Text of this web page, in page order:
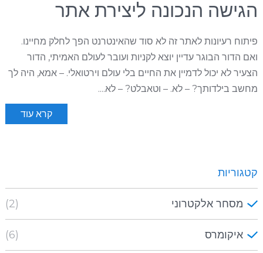
הגישה הנכונה ליצירת אתר
פיתוח רעיונות לאתר זה לא סוד שהאינטרנט הפך לחלק מחיינו.
ואם הדור הבוגר עדיין יוצא לקניות ועובר לעולם האמיתי, הדור
הצעיר לא יכול לדמיין את החיים בלי עולם וירטואלי. – אמא, היה לך
מחשב בילדותך? – לא. – וטאבלט? – לא....
קרא עוד
קטגוריות
מסחר אלקטרוני (2)
איקומרס (6)